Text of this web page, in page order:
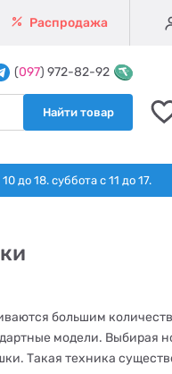
Распродажа
(097) 972-82-92
Найти товар
до 18. суббота с 11 до 17.
большим
модели. Выбирая
Такая техника